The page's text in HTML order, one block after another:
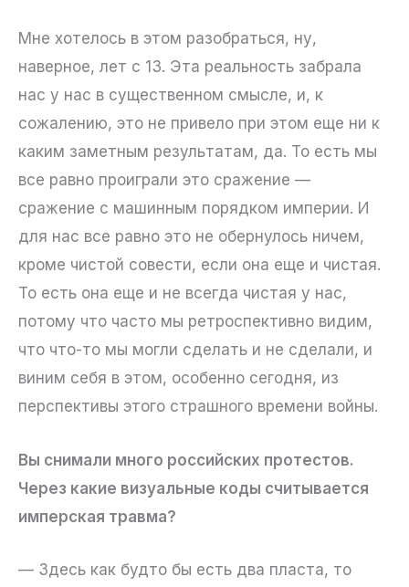
Мне хотелось в этом разобраться, ну,
наверное, лет с 13. Эта реальность забрала
нас у нас в существенном смысле, и, к
сожалению, это не привело при этом еще ни к
каким заметным результатам, да. То есть мы
все равно проиграли это сражение —
сражение с машинным порядком империи. И
для нас все равно это не обернулось ничем,
кроме чистой совести, если она еще и чистая.
То есть она еще и не всегда чистая у нас,
потому что часто мы ретроспективно видим,
что что-то мы могли сделать и не сделали, и
виним себя в этом, особенно сегодня, из
перспективы этого страшного времени войны.
Вы снимали много российских протестов.
Через какие визуальные коды считывается
имперская травма?
— Здесь как будто бы есть два пласта, то